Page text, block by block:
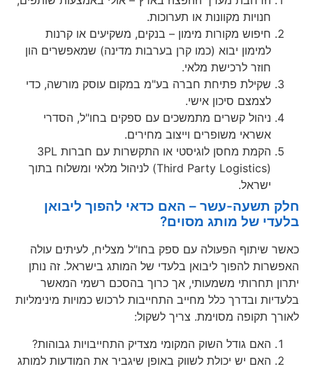
חנויות מקוונות או תערוכות.
חיפוש מקורות מימון – בנקים, משקיעים או קרנות
למימון יבוא (כמו קרן בערבות מדינה) שמאפשרים הון
חוזר לרכישת מלאי.
שקילת פתיחת חברה בע"מ במקום עוסק מורשה, כדי
לצמצם סיכון אישי.
ניהול קשרים מתמשכים עם ספקים בחו"ל, הסדרי
אשראי משופרים וייצוב מחירים.
הקמת מחסן לוגיסטי או התקשרות עם חברות 3PL
(Third Party Logistics) לניהול מלאי ומשלוח בתוך
ישראל.
חלק תשעה-עשר – האם כדאי להפוך ליבואן
בלעדי של מותג מסוים?
כאשר שיתוף הפעולה עם ספק בחו"ל מצליח, לעיתים עולה
האפשרות להפוך ליבואן בלעדי של המותג בישראל. זה נותן
יתרון תחרותי משמעותי, אך כרוך בהסכם רשמי המאשר
בלעדיות ובדרך כלל מחייב התחייבות לרכוש כמויות מינימליות
לאורך תקופה מסוימת. צריך לשקול:
האם גודל השוק המקומי מצדיק התחייבויות גבוהות?
האם יש יכולת לשווק באופן שיגביר את המודעות למותג